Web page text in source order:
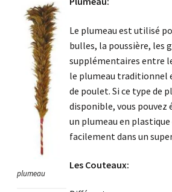
plumeau
Le plumeau est utilisé
bulles, la poussière, les
supplémentaires entre
le plumeau traditionnel
de poulet. Si ce type de
disponible, vous
un plumeau en
facilement dans un
Les Couteaux: